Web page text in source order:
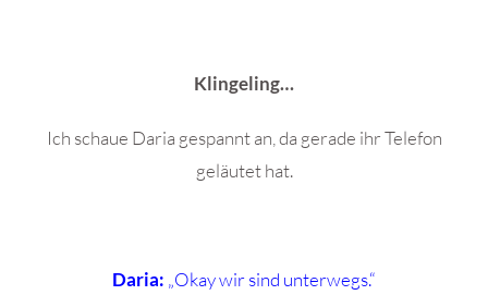
Klingeling…
Ich schaue Daria gespannt an, da gerade ihr Telefon
geläutet hat.
Daria: „Okay wir sind unterwegs.“